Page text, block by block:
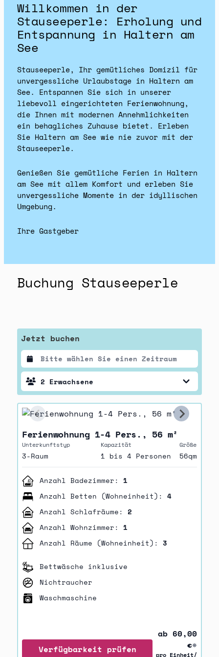
Willkommen in der
Stauseeperle: Erholung und
Entspannung in Haltern am
See
Stauseeperle, Ihr gemütliches Domizil für
unvergessliche Urlaubstage in Haltern am
See. Entspannen Sie sich in unserer
liebevoll eingerichteten Ferienwohnung,
die Ihnen mit modernen Annehmlichkeiten
ein behagliches Zuhause bietet. Erleben
Sie Haltern am See wie nie zuvor mit der
Stauseeperle.
Genießen Sie gemütliche Ferien in Haltern
am See mit allem Komfort und erleben Sie
unvergessliche Momente in der idyllischen
Umgebung.
Ihre Gastgeber
Buchung Stauseeperle
Jetzt buchen
2 Erwachsene
Ferienwohnung 1-4 Pers., 56 m²
Unterkunftstyp
3-Raum
Kapazität
1 bis 4 Personen
Größe
56qm
Anzahl Badezimmer: 1
Anzahl Betten (Wohneinheit): 4
Anzahl Schlafräume: 2
Anzahl Wohnzimmer: 1
Anzahl Räume (Wohneinheit): 3
Bettwäsche inklusive
Nichtraucher
Waschmaschine
Verfügbarkeit prüfen
ab 60,00
€*
pro Einheit/